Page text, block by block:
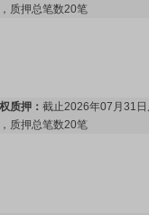
质押总笔数20笔
质押： 截止2026年07月31
质押总笔数20笔